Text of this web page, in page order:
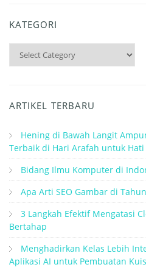
KATEGORI
Kategori
ARTIKEL TERBARU
Hening di Bawah Langit
Terbaik di Hari Arafah untuk Hati
Bidang Ilmu Komputer di
Apa Arti SEO Gambar di
3 Langkah Efektif Mengatasi
Bertahap
Menghadirkan Kelas Lebih
Aplikasi AI untuk Pembuatan